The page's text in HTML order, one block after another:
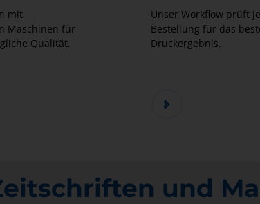
mit
Maschinen für
Qualität.
Unser Workflow prüft
Bestellung für das
Druckergebnis.
und